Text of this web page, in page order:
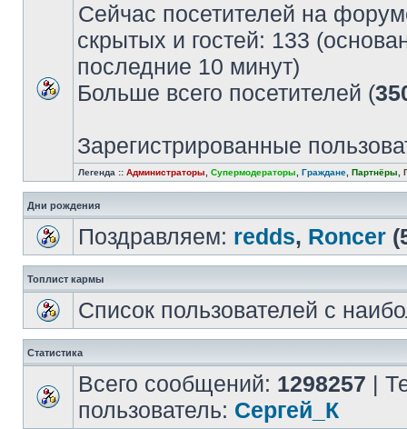
Сейчас посетителей на
скрытых и гостей: 133
последние 10 минут)
Больше всего посетителей (
Зарегистрированные
Легенда :: Администраторы Супермодераторы Граждане Партнёры
Дни рождения
Поздравляем: redds, Roncer
Топлист кармы
Список пользователей с
Статистика
Всего сообщений: 1298257 |
пользователь: Сергей_К